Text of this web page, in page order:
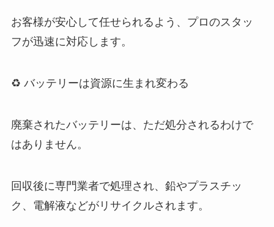
お客様が安心して任せられるよう、プロのスタッ
フが迅速に対応します。
♻️ バッテリーは資源に生まれ変わる
廃棄されたバッテリーは、ただ処分されるわけで
はありません。
回収後に専門業者で処理され、鉛やプラスチッ
ク、電解液などがリサイクルされます。